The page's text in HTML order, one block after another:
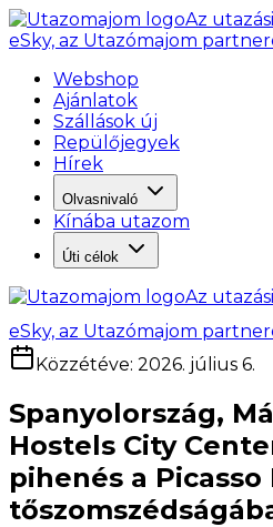
Az
eSky, az Utazómajom
Webshop
Ajánlatok
Szállások új
Repülőjegyek
Hírek
Olvasnivaló
Kínába utazom
Úti célok
Az
eSky, az Utazómajom
Közzétéve: 2026. július 6.
Spanyolország,
Hostels City
pihenés a Picasso